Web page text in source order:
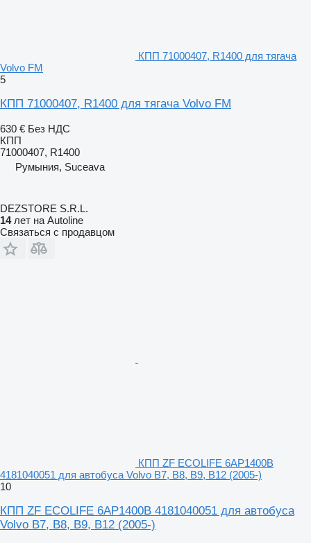
КПП 71000407, R1400 для тягача
Volvo FM
5
КПП 71000407, R1400 для тягача Volvo FM
630 € Без НДС
КПП
71000407, R1400
Румыния, Suceava
DEZSTORE S.R.L.
14лет на Autoline
Связаться с продавцом
КПП ZF ECOLIFE 6AP1400B
4181040051 для автобуса Volvo B7, B8, B9, B12 (2005-)
10
КПП ZF ECOLIFE 6AP1400B 4181040051 для автобуса
Volvo B7, B8, B9, B12 (2005-)